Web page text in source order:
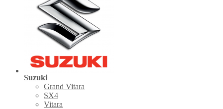
Suzuki
Grand Vitara
SX4
Vitara